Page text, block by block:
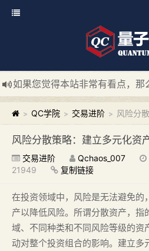
> QC学院 > 交易进阶 > 风险分
风险分散策略：建立多元化资
交易进阶 Qchaos_007
21949
复制链接
在投资领域中，风险是无法避免的
产以降低风险。所谓分散资产，指
域、不同种类和不同风险等级的资
动对整个投资组合的影响。建立多